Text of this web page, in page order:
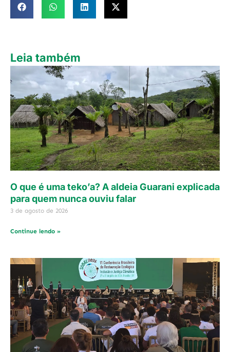
Leia também
O que é uma teko’a? A aldeia Guarani explicada
para quem nunca ouviu falar
3 de agosto de 2026
Continue lendo »